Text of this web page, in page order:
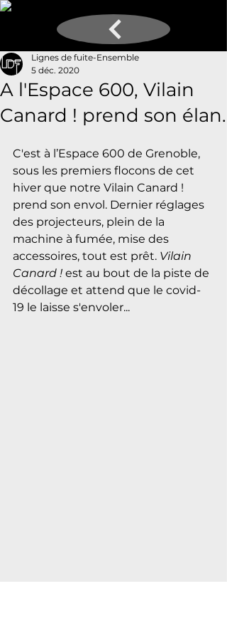
A l'Espace 600, Vilain
Canard ! prend son élan.
Lignes de fuite-Ensemble
5 déc. 2020
C'est à l’Espace 600 de Grenoble,
sous les premiers flocons de cet
hiver que notre Vilain Canard !
prend son envol. Dernier réglages
des projecteurs, plein de la
machine à fumée, mise des
accessoires, tout est prêt. Vilain
Canard ! est au bout de la piste de
décollage et attend que le covid-
19 le laisse s'envoler...